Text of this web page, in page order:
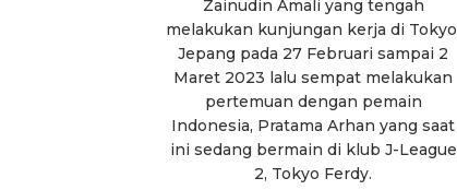
Zainudin Amali yang tengah
melakukan kunjungan kerja di
Jepang pada 27 Februari sampai 2
Maret 2023 lalu sempat melakukan
pertemuan dengan pemain
Indonesia, Pratama Arhan yang saat
ini sedang bermain di klub J-League
2, Tokyo Ferdy.